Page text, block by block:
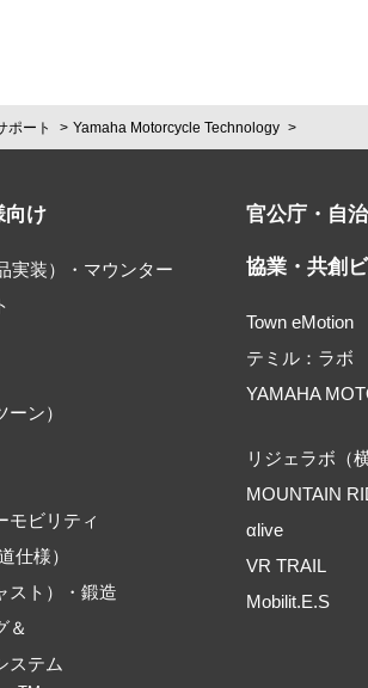
ポート Yamaha Motorcycle Technology
向け
実装）・マウンター
ン）
モビリティ
仕様）
スト）・鍛造
＆
ステム
官公庁・自
協業・共創
Town eMotion
テミル：ラボ
YAMAHA
リジェラボ（
MOUNTAIN
αlive
VR TRAIL
Mobilit.E.S